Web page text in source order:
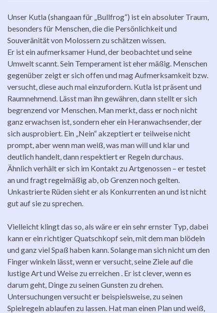
Unser Kutla (shangaan für „Bullfrog“) ist ein absoluter Traum,
besonders für Menschen, die die Persönlichkeit und
Souveränität von Molossern zu schätzen wissen.
Er ist ein aufmerksamer Hund, der beobachtet und seine
Umwelt scannt. Sein Temperament ist eher mäßig. Menschen
gegenüber zeigt er sich offen und mag Aufmerksamkeit bzw.
versucht, diese auch mal einzufordern. Kutla ist präsent und
Raumnehmend. Lässt man ihn gewähren, dann stellt er sich
begrenzend vor Menschen. Man merkt, dass er noch nicht
ganz erwachsen ist, sondern eher ein Heranwachsender, der
sich ausprobiert. Ein „Nein“ akzeptiert er teilweise nicht
prompt, aber wenn man weiß, was man will und klar und
deutlich handelt, dann respektiert er Regeln durchaus.
Ähnlich verhält er sich im Kontakt zu Artgenossen – er testet
an und fragt regelmäßig ab, ob Grenzen noch gelten.
Unkastrierte Rüden sieht er als Konkurrenten an und ist nicht
gut auf sie zu sprechen.
Vielleicht klingt das so, als wäre er ein sehr ernster Typ, dabei
kann er ein richtiger Quatschkopf sein, mit dem man blödeln
und ganz viel Spaß haben kann. Solange man sich nicht um den
Finger winkeln lässt, wenn er versucht, seine Ziele auf die
lustige Art und Weise zu erreichen . Er ist clever, wenn es
darum geht, Dinge zu seinen Gunsten zu drehen.
Untersuchungen versucht er beispielsweise, zu seinen
Spielregeln ablaufen zu lassen. Hat man einen Plan und weiß,